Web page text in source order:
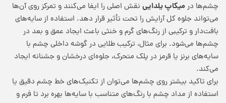
چشم‌ها درمیکاپ یلدایی نقش اصلی را ایفا می‌کنند و تمرکز روی آن‌ها
می‌تواند جلوه کل آرایش را تحت تأثیر قرار دهد. استفاده از سایه‌های
بافت‌دار و ترکیبی از رنگ‌های گرم و خنثی باعث ایجاد عمق و بعد در
چشم‌ها می‌شود. برای مثال، ترکیب طلایی در گوشه داخلی چشم با
سایه‌های برنز یا قرمز در پلک متحرک، جلوه‌ای درخشان و جشنانه ایجاد
می‌کند.
برای تاکید بیشتر روی چشم‌ها می‌توان از تکنیک‌های خط چشم دقیق یا
استفاده از مداد چشم با رنگ‌های متناسب با سایه‌ها بهره برد تا فرم و